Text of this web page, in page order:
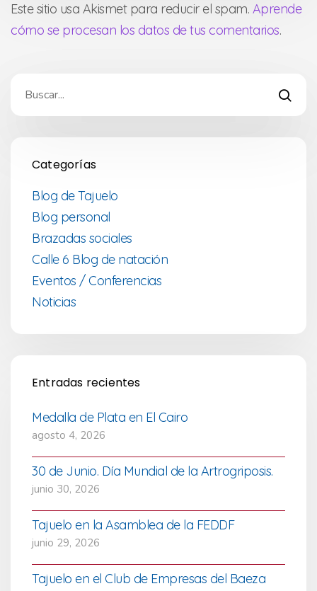
Este sitio usa Akismet para reducir el spam. Aprende
cómo se procesan los datos de tus comentarios.
Categorías
Blog de Tajuelo
Blog personal
Brazadas sociales
Calle 6 Blog de natación
Eventos / Conferencias
Noticias
Entradas recientes
Medalla de Plata en El Cairo
agosto 4, 2026
30 de Junio. Día Mundial de la Artrogriposis.
junio 30, 2026
Tajuelo en la Asamblea de la FEDDF
junio 29, 2026
Tajuelo en el Club de Empresas del Baeza